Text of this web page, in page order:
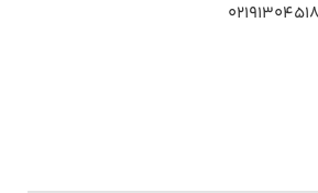
حمل و جابجایی آن را ایجاد می‌کند. البته
قابلیت تعویض لامپ‌ این امکان را
یا کم‌نور بسته به نیاز استفاده کرد و
به‌راحتی انجام می‌شود. فانوس کوچک با